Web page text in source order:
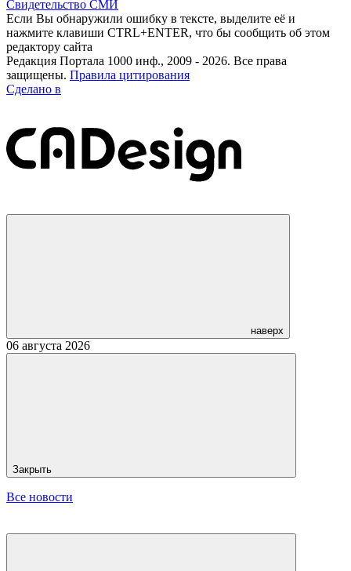
Свидетельство СМИ
Если Вы обнаружили ошибку в тексте, выделите её и
нажмите клавиши CTRL+ENTER, что бы сообщить об этом
редактору сайта
Редакция Портала 1000 инф., 2009 - 2026. Все права
защищены. Правила цитирования
Сделано в
наверх
06 августа 2026
Закрыть
Все новости